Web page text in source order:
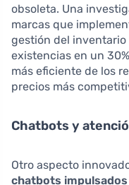
obsoleta. Una
marcas que
gestión del
existencias en un
más eficiente de los
precios más
Chatbots y
Otro aspecto
chatbots